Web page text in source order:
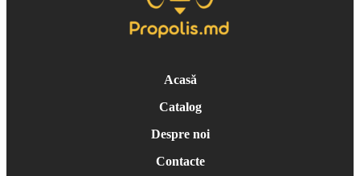
Acasă
Catalog
Despre noi
Contacte